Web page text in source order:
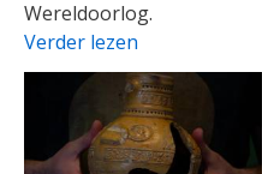
Wereldoorlog.
Verder lezen